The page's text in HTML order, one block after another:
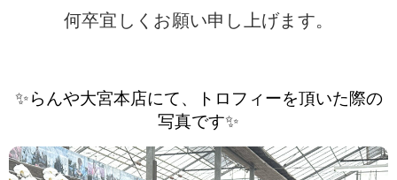
何卒宜しくお願い申し上げます。
✨らんや大宮本店にて、トロフィーを頂いた際の
写真です✨